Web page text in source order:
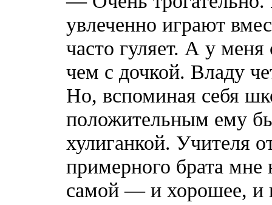
увлеченно играют
часто гуляет. А у
чем с дочкой. Владу
Но, вспоминая себя
положительным ему
хулиганкой. Учителя
примерного брата мне
самой — и хорошее, и